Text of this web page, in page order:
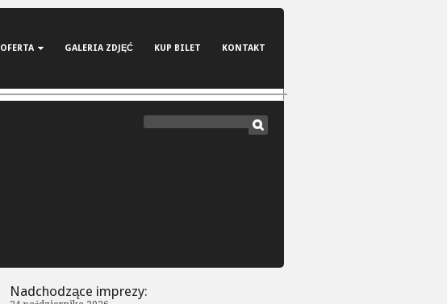
OFERTA GALERIA ZDJĘĆ KUP BILET KONTAKT
Nadchodzące imprezy: